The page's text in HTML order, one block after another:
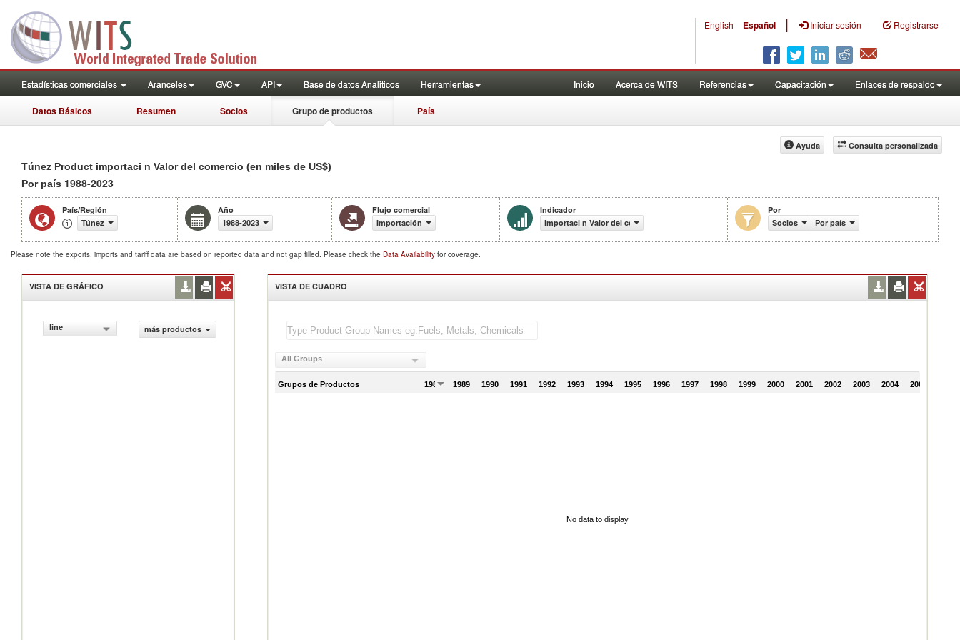
English Español | Iniciar sesión Registrarse
Estadísticas comerciales Aranceles GVC API Base de datos Analiticos Herramientas Inicio Acerca de WITS Referencias Capacitación Enlaces de respaldo
Datos Básicos Resumen Socios Grupo de productos País
Consulta personalizada
Ayuda
Túnez Product importaci n Valor del comercio (en miles de US$)
Por país 1988-2023
País/Región
Túnez
Año
1988-2023
Flujo comercial
Importación
Indicador
importaci n Valor del comercio (en miles de US$)
Por
Socios
Por país
Please note the exports, imports and tariff data are based on reported data and not gap filled. Please check the Data Availability for coverage.
VISTA DE GRÁFICO
line más productos
VISTA DE CUADRO
All Groups
Grupos de Productos 1988 1989 1990 1991 1992 1993 1994 1995 1996 1997 1998 1999 2000 2001 2002 2003 2004 2005
No data to display